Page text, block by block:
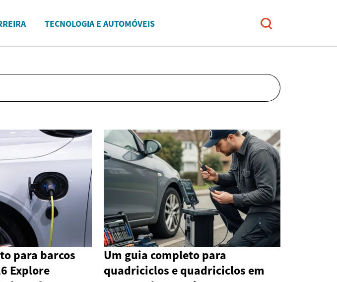
TECNOLOGIA E AUTOMÓVEIS
para barcos
Explore
Um guia completo para
quadriciclos e quadriciclos em